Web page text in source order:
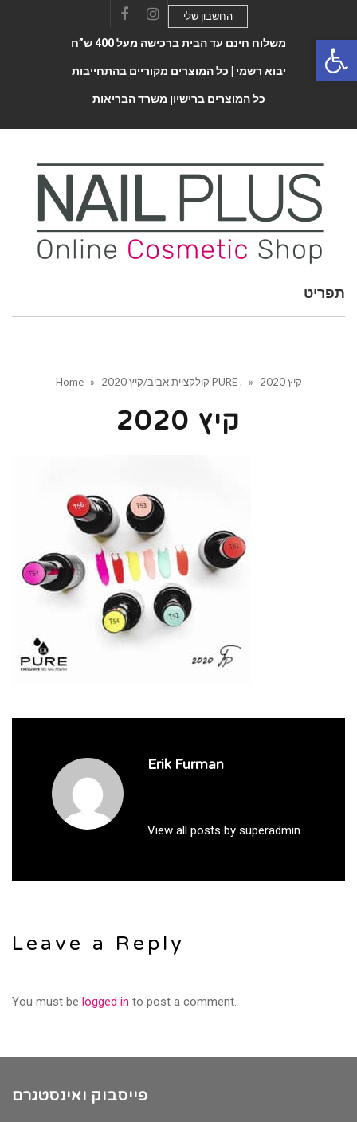
FacebookInstagram
החשבון שלי
משלוח חינם עד הבית ברכישה מעל 400 ש”ח
יבוא רשמי | כל המוצרים מקוריים בהתחייבות
כל המוצרים ברישיון משרד הבריאות
Toggle
תפריט
Home » קולקציית אביב/קיץ 2020 PURE . » קיץ 2020
קיץ 2020
Erik Furman
View all posts by superadmin
Leave a Reply
You must be logged in to post a comment.
פייסבוק ואינסטגרם